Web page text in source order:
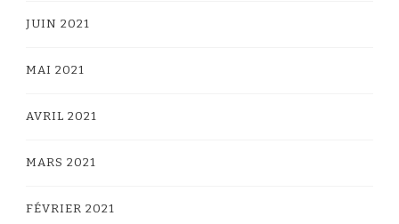
JUIN 2021
MAI 2021
AVRIL 2021
MARS 2021
FÉVRIER 2021